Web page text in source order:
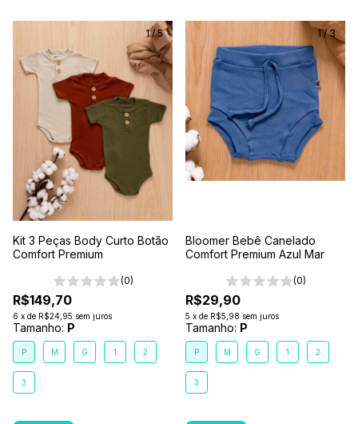
1/5
Kit 3 Peças Body Curto Botão
Comfort Premium
(0)
R$149,70
6 x de R$24,95 sem juros
Tamanho: P
P M G 1 2
3
1/3
Bloomer Bebê Canelado
Comfort Premium Azul Mar
(0)
R$29,90
5 x de R$5,98 sem juros
Tamanho: P
P M G 1 2
3